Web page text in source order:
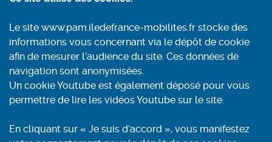
Le site www.pam.iledefrance-mobilites.fr stocke des
informations vous concernant via le dépôt de cookie
afin de mesurer l’audience du site. Ces données de
navigation sont anonymisées.
Un cookie Youtube est également déposé pour vous
permettre de lire les vidéos Youtube sur le site.
En cliquant sur « Je suis d’accord », vous manifestez
Contact
Conditions générales d'utilisation
Aide et accessibilité
Accessibilité : partiellement conforme
Plan du site